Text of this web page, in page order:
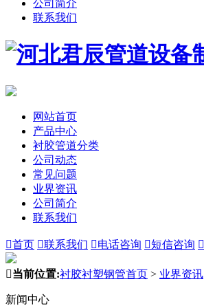
公司简介
联系我们
网站首页
产品中心
衬胶管道分类
公司动态
常见问题
业界资讯
公司简介
联系我们
首页 联系我们 电话咨询 短信咨询 
当前位置:衬胶衬塑钢管首页 > 业界资讯
新闻中心